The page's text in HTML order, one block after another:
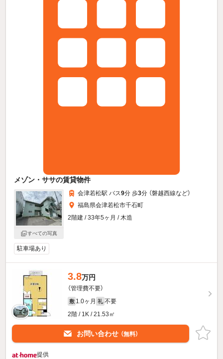
メゾン・ササの賃貸物件
すべての写真
会津若松駅 バス9分 歩3分 （磐越西線など）
福島県会津若松市千石町
2階建 / 33年5ヶ月 / 木造
駐車場あり
3.8万円
（管理費不要）
敷 1.0ヶ月 礼 不要
2階 / 1K / 21.53㎡
お問い合わせ （無料）
提供